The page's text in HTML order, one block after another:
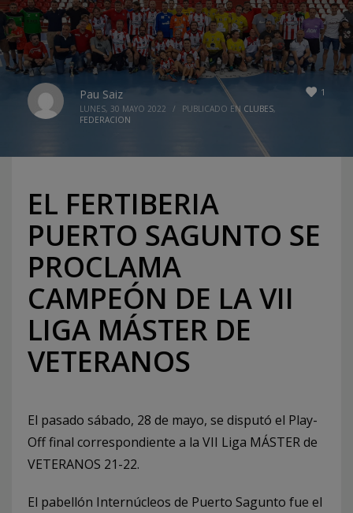
1
Pau Saiz
LUNES, 30 MAYO 2022 / PUBLICADO EN CLUBES,
FEDERACION
EL FERTIBERIA
PUERTO SAGUNTO SE
PROCLAMA
CAMPEÓN DE LA VII
LIGA MÁSTER DE
VETERANOS
El pasado sábado, 28 de mayo, se disputó el Play-
Off final correspondiente a la VII Liga MÁSTER de
VETERANOS 21-22.
El pabellón Internúcleos de Puerto Sagunto fue el